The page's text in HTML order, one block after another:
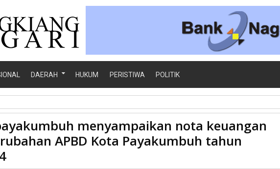
DAERAH HUKUM PERISTIWA POLITIK
nota keuangan Rancangan Perubahan APBD Kota Payakumbuh tahun anggaran
menyampaikan nota keuangan
APBD Kota Payakumbuh tahun